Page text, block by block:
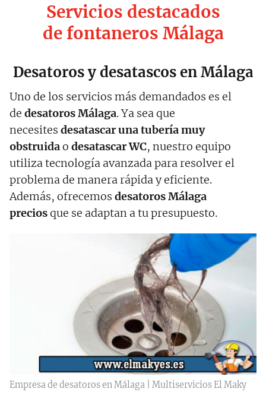
Servicios destacados
de fontaneros Málaga
Desatoros y desatascos en Málaga
Uno de los servicios más demandados es el
de desatoros Málaga. Ya sea que
necesites desatascar una tubería muy
obstruidao desatascar WC, nuestro equipo
utiliza tecnología avanzada para resolver el
problema de manera rápida y eficiente.
Además, ofrecemos desatoros Málaga
preciosque se adaptan a tu presupuesto.
Empresa de desatoros en Málaga | Multiservicios El Maky